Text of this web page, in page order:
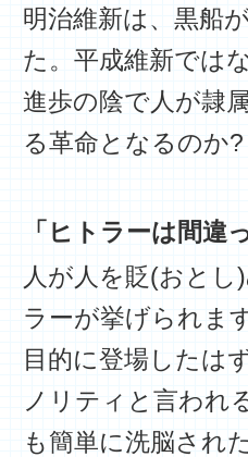
明治維新は、黒船
た。平成維新では
進歩の陰で人が隷
る革命となるのか?
「ヒトラーは間違
人が人を貶(おと
ラーが挙げられま
目的に登場したは
ノリティと言われ
も簡単に洗脳され